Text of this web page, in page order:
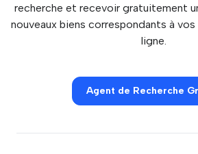
recherche et recevoir gratuitement
nouveaux biens correspondants à
ligne.
Agent de Recherche